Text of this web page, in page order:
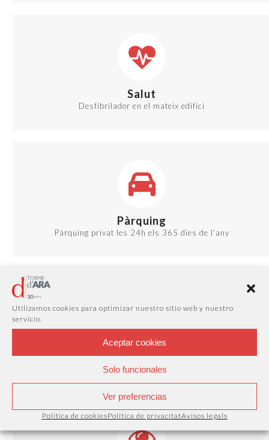
Utilizamos cookies para optimizar nuestro sitio web y nuestro
servicio.
Aceptar cookies
Solo funcionales
Ver preferencias
Política de cookiesPolítica de privacitatAvisos legals
Salut
Desfibrilador en el mateix edifici
Pàrquing
Pàrquing privat les 24h els 365 dies de l’any
Arxius